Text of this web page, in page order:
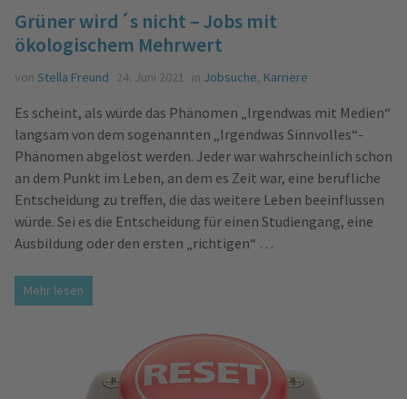
Grüner wird´s nicht – Jobs mit
ökologischem Mehrwert
von Stella Freund 24. Juni 2021 in Jobsuche, Karriere
Es scheint, als würde das Phänomen „Irgendwas mit Medien“
langsam von dem sogenannten „Irgendwas Sinnvolles“-
Phänomen abgelöst werden. Jeder war wahrscheinlich schon
an dem Punkt im Leben, an dem es Zeit war, eine berufliche
Entscheidung zu treffen, die das weitere Leben beeinflussen
würde. Sei es die Entscheidung für einen Studiengang, eine
Ausbildung oder den ersten „richtigen“ …
Mehr lesen